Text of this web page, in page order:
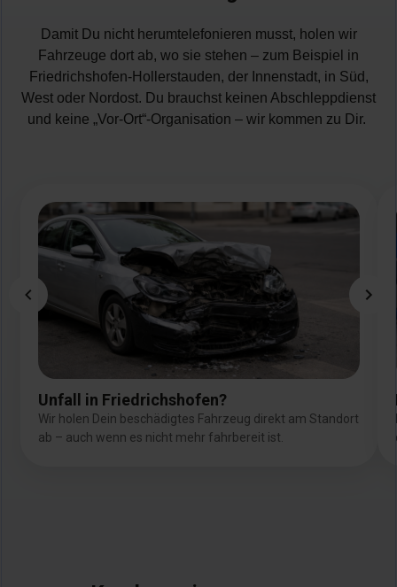
Damit Du nicht herumtelefonieren musst, holen wir
Fahrzeuge dort ab, wo sie stehen – zum Beispiel in
Friedrichshofen-Hollerstauden, der Innenstadt, in Süd,
West oder Nordost. Du brauchst keinen Abschleppdienst
und keine „Vor-Ort“-Organisation – wir kommen zu Dir.
Bild
Unfall in Friedrichshofen?
Wir holen Dein beschädigtes Fahrzeug direkt am Standort
ab – auch wenn es nicht mehr fahrbereit ist.